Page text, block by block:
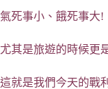
氣死事小、餓死事大!
尤其是旅遊的時候更
這就是我們今天的戰